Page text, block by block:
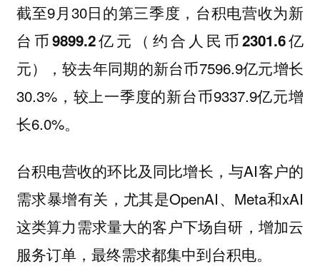
截至9月30日的第三季度， 台积电营收为新
台币9899.2亿元（约合人民币2301.6亿
元）
，较去年同期的新台币7596.9亿元增长
30.3%，较上一季度的新台币9337.9亿元增
长6.0%。
台积电营收的环比及同比增长，与AI客户的
需求暴增有关，尤其是OpenAI、Meta和xAI
这类算力需求量大的客户下场自研，增加云
服务订单，最终需求都集中到台积电。